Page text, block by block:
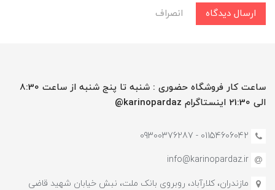
ارسال دیدگاه انصراف
ساعت کار فروشگاه حضوری : شنبه تا پنج شنبه از ساعت 8:30
الی 21:30 اینستاگرام karinopardaz@
01154606042 - 09300376287
info@karinopardaz.ir
مازندران، کلارآباد، روبروی بانک ملت، نبش خیابان شهید قاضی